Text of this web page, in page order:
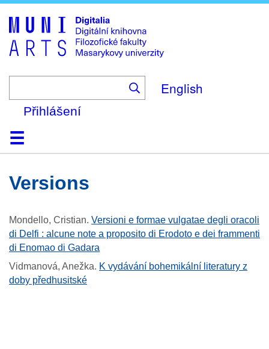
to
main
content
English
Přihlášení
DomůKolekce
Prohlížení
Vyhledávání
O platformě
Nápověda
KontaktDigitalia
versions
Mondello, Cristian. Versioni e formae vulgatae degli oracoli
di Delfi : alcune note a proposito di Erodoto e dei frammenti
di Enomao di Gadara
Vidmanová, Anežka. K vydávání bohemikální literatury z
doby předhusitské